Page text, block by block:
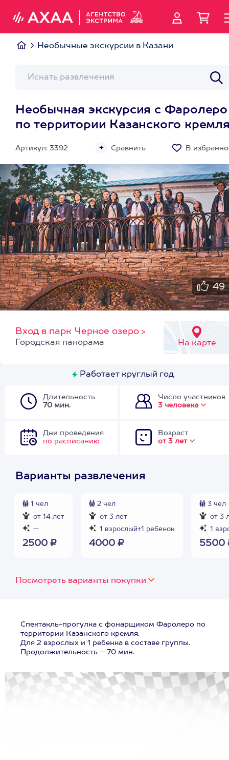
Необычные экскурсии в Казани
Необычная экскурсия с Фаролеро
по территории Казанского
Артикул: 3392 Сравнить В
49
Вход в парк Черное озеро >
На карте
Городская панорама
Работает круглый год
Длительность
70 мин.
Число участников
3 человека
Дни проведения
по расписанию
Возраст
от 3 лет
Варианты развлечения
1 чел
от 14 лет
—
2500 ₽
2 чел
от 3 лет
1 взрослый+1 ребенок
4000 ₽
3 чел
от 3
1
5500
Посмотреть варианты покупки
Спектакль-прогулка с фонарщиком Фаролеро по
территории Казанского кремля.
Для 2 взрослых и 1 ребенка в составе группы.
Продолжительность – 70 мин.